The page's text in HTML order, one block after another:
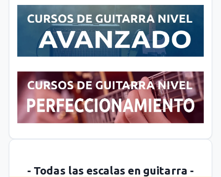
- Todas las escalas en guitarra -